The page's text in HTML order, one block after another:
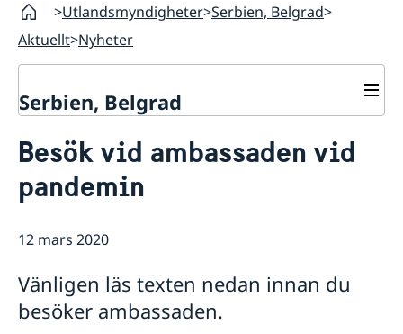
Utlandsmyndigheter Serbien, Belgrad
Aktuellt Nyheter
Serbien, Belgrad
Sveriges ambassadör
Kontakt
Så stöttar vi svenska företag
Team Sweden
Svenska företag i Serbien
Anmäl handelshinder
Nyheter
Val 2026 – riksdag, region och kommun
Protester
Ansökningar om Schengenvisum - förändringar
Sveriges utvecklingssamarbete i Serbien
Besök vid ambassaden vid
pandemin
12 mars 2020
Vänligen läs texten nedan innan du
besöker ambassaden.